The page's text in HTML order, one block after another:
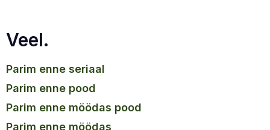
Veel.
parim enne seriaal
parim enne pood
parim enne möödas pood
parim enne möödas